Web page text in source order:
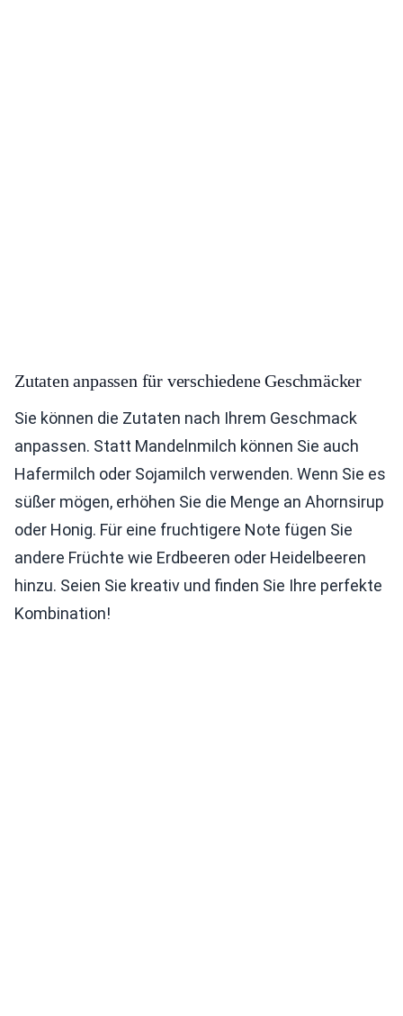
Zutaten anpassen für verschiedene Geschmäcker
Sie können die Zutaten nach Ihrem Geschmack
anpassen. Statt Mandelnmilch können Sie auch
Hafermilch oder Sojamilch verwenden. Wenn Sie es
süßer mögen, erhöhen Sie die Menge an Ahornsirup
oder Honig. Für eine fruchtigere Note fügen Sie
andere Früchte wie Erdbeeren oder Heidelbeeren
hinzu. Seien Sie kreativ und finden Sie Ihre perfekte
Kombination!